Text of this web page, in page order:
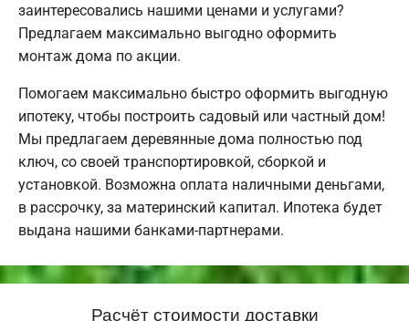
заинтересовались нашими ценами и услугами?
Предлагаем максимально выгодно оформить
монтаж дома по акции.
Помогаем максимально быстро оформить выгодную
ипотеку, чтобы построить садовый или частный дом!
Мы предлагаем деревянные дома полностью под
ключ, со своей транспортировкой, сборкой и
установкой. Возможна оплата наличными деньгами,
в рассрочку, за материнский капитал. Ипотека будет
выдана нашими банками-партнерами.
Расчёт стоимости доставки